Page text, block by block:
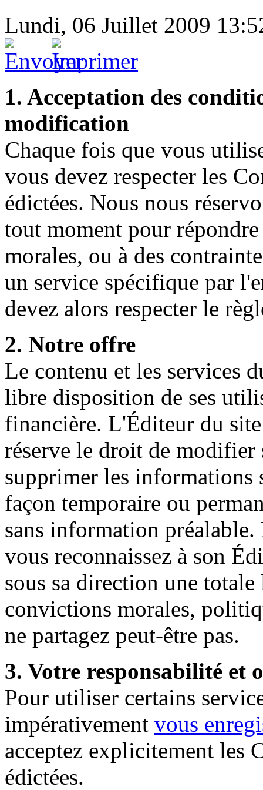
Lundi, 06 Juillet 2009
1. Acceptation des
modification
Chaque fois que vous
vous devez respecter les
édictées. Nous nous
tout moment pour
morales, ou à des
un service spécifique par
devez alors respecter le
2. Notre offre
Le contenu et les services
libre disposition de ses
financière. L'Éditeur du
réserve le droit de modifier
supprimer les informations
façon temporaire ou
sans information préalable.
vous reconnaissez à son
sous sa direction une
convictions morales,
ne partagez peut-être pas.
3. Votre responsabilité et
Pour utiliser certains
impérativement vous
acceptez explicitement
édictées.